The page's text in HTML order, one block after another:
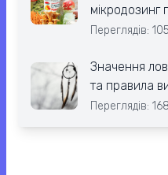
мікродозинг
Переглядів: 105
Значення
та правила
Переглядів: 168